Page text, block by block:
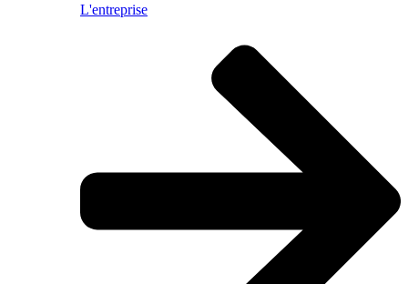
L'entreprise